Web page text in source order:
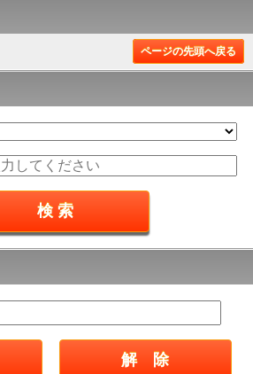
ページの先頭へ戻る